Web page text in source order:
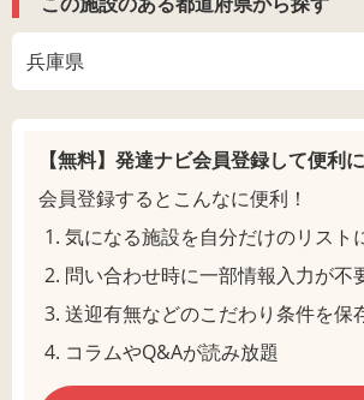
兵庫県
【無料】発達ナビ会員登録して便利
会員登録するとこんなに便利！
気になる施設を自分だけのリスト
問い合わせ時に一部情報入力が不
送迎有無などのこだわり条件を保
コラムやQ&Aが読み放題